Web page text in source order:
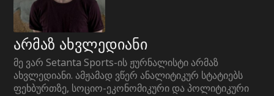
არმაზ ახვლედიანი
მე ვარ Setanta Sports-ის ჟურნალისტი არმაზ
ახვლედიანი. ამჟამად ვწერ ანალიტიკურ სტატიებს
ფეხბურთზე, სოციო-ეკონომიკური და პოლიტიკური